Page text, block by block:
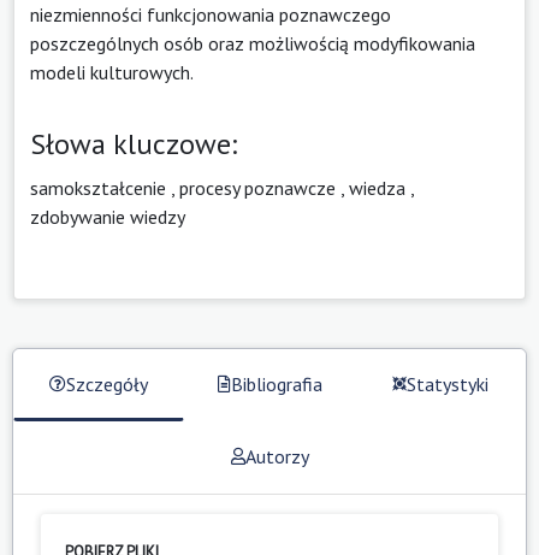
niezmienności funkcjonowania poznawczego
poszczególnych osób oraz możliwością modyfikowania
modeli kulturowych.
Słowa kluczowe:
samokształcenie procesy poznawcze wiedza
zdobywanie wiedzy
Szczegóły Bibliografia Statystyki
Autorzy